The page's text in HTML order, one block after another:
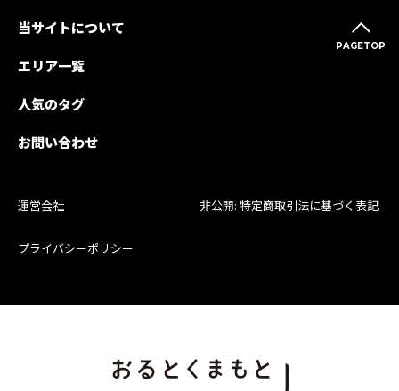
PAGETOP
当サイトについて
エリア一覧
人気のタグ
お問い合わせ
運営会社 非公開: 特定商取引法に基づく表記
プライバシーポリシー